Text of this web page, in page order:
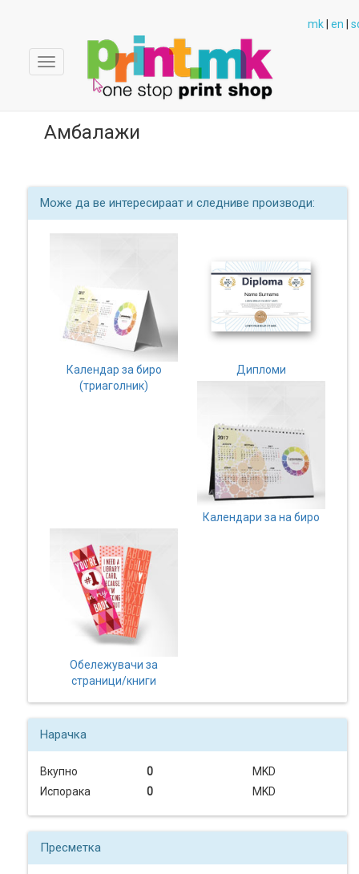
Производи
(0
Кошничка
Најава
Регистрација
СПЕЦИЈАЛНИ
mk en
Toggle
navigation
Амбалажи
Може да ве интересираат и следниве производи:
Календар за биро
(триаголник)
Дипломи
Календари за на биро
Обележувачи за
страници/книги
Нарачка
Вкупно 0
MKD
Испорака
0 MKD
Пресметка